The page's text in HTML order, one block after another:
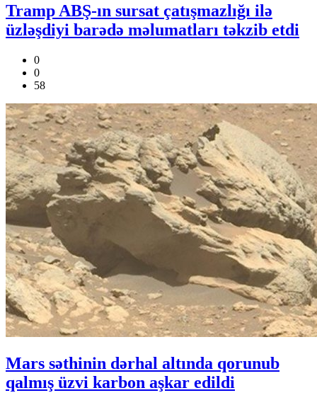
Tramp ABŞ-ın sursat çatışmazlığı ilə
üzləşdiyi barədə məlumatları təkzib etdi
0
0
58
Mars səthinin dərhal altında qorunub
qalmış üzvi karbon aşkar edildi